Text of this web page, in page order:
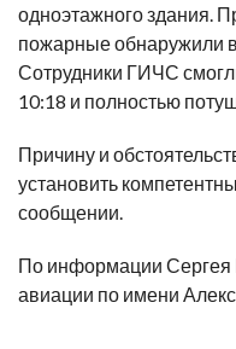
одноэтажного здания.
пожарные обнаружили
Сотрудники ГИЧС
10:18 и полностью
Причину и
установить
сообщении.
По информации Сергея
авиации по имени